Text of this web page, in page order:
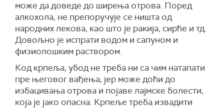
може да доведе до ширења отрова. Поред
алкохола, не препоручује се ништа од
народних лекова, као што је ракија, сирће и тд.
Довољно је испрати водом и сапуном и
физиолошким раствором.
Код крпеља, убод не треба ни са чим натапати
пре његовог вађења, јер може доћи до
избацивања отрова и појаве лајмске болести,
која је јако опасна. Крпеље треба извадити